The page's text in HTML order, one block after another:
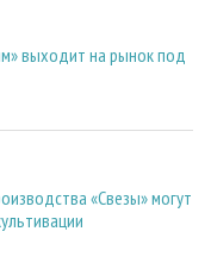
выходит на рынок под
«Свезы» могут